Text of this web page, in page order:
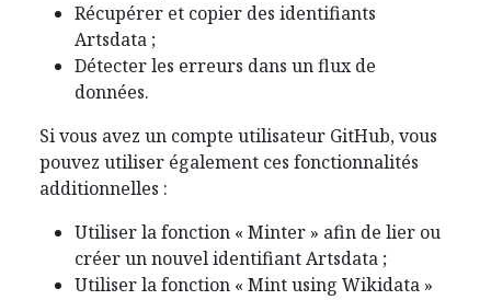
Récupérer et copier des identifiants
Artsdata ;
Détecter les erreurs dans un flux de
données.
Si vous avez un compte utilisateur GitHub, vous
pouvez utiliser également ces fonctionnalités
additionnelles :
Utiliser la fonction « Minter » afin de lier ou
créer un nouvel identifiant Artsdata ;
Utiliser la fonction « Mint using Wikidata »